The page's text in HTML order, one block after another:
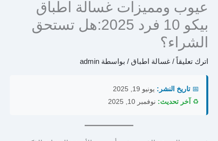
عيوب ومميزات غسالة اطباق
بيكو 10 فرد 2025:هل تستحق
الشراء؟
اترك تعليقاً / غسالة اطباق / بواسطة admin
📅 تاريخ النشر: يونيو 19, 2025
♻️ آخر تحديث: نوفمبر 10, 2025